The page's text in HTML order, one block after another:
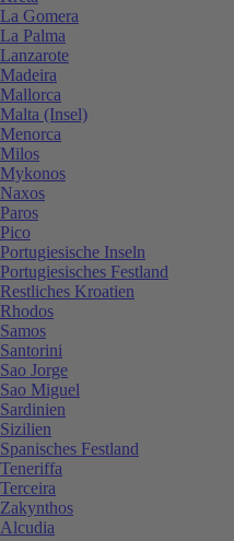
La Gomera
La Palma
Lanzarote
Madeira
Mallorca
Malta (Insel)
Menorca
Milos
Mykonos
Naxos
Paros
Pico
Portugiesische Inseln
Portugiesisches Festland
Restliches Kroatien
Rhodos
Samos
Santorini
Sao Jorge
Sao Miguel
Sardinien
Sizilien
Spanisches Festland
Teneriffa
Terceira
Zakynthos
Alcudia